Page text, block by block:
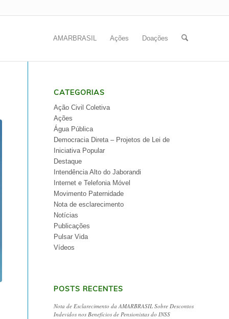
AMARBRASIL Ações Doações
CATEGORIAS
Ação Civil Coletiva
Ações
Água Pública
Democracia Direta – Projetos de Lei de
Iniciativa Popular
Destaque
Intendência Alto do Jaborandi
Internet e Telefonia Móvel
Movimento Paternidade
Nota de esclarecimento
Notícias
Publicações
Pulsar Vida
Vídeos
POSTS RECENTES
Nota de Esclarecimento da AMARBRASIL Sobre Descontos
Indevidos nos Benefícios de Pensionistas do INSS